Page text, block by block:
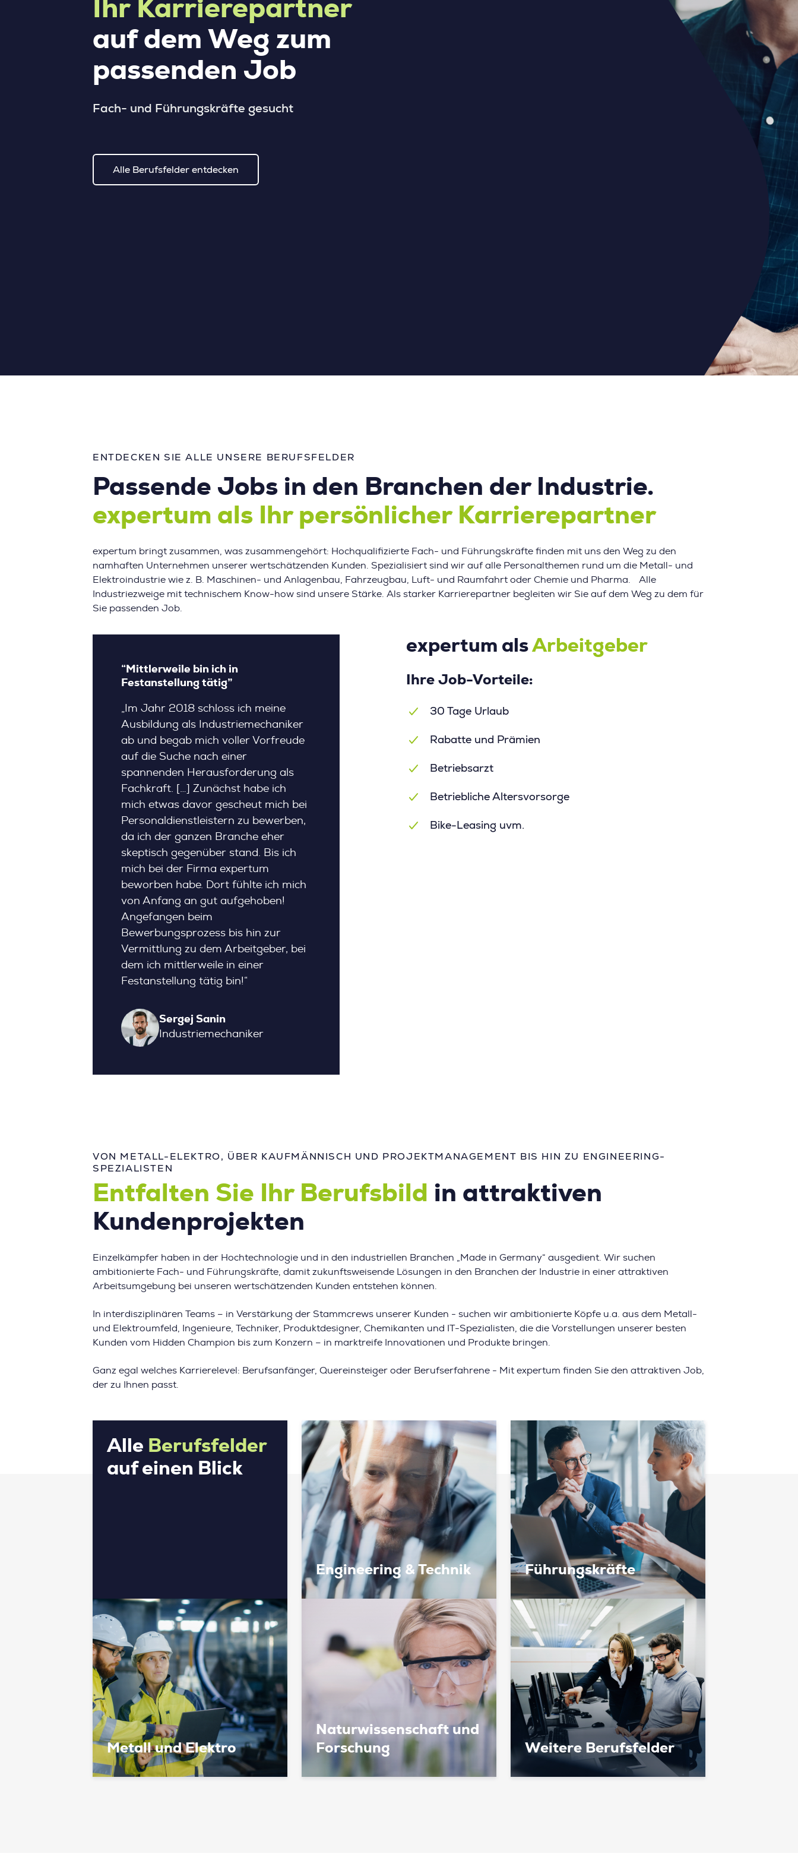
Ihr Karrierepartner
auf dem Weg zum
passenden Job
Fach- und Führungskräfte gesucht
Alle Berufsfelder entdecken
ENTDECKEN SIE ALLE UNSERE BERUFSFELDER
Passende Jobs in den Branchen der Industrie.
expertum als Ihr persönlicher Karrierepartner
expertum bringt zusammen, was zusammengehört: Hochqualifizierte Fach- und Führungskräfte finden mit uns den Weg zu den
namhaften Unternehmen unserer wertschätzenden Kunden. Spezialisiert sind wir auf alle Personalthemen rund um die Metall- und
Elektroindustrie wie z. B. Maschinen- und Anlagenbau, Fahrzeugbau, Luft- und Raumfahrt oder Chemie und Pharma. Alle
Industriezweige mit technischem Know-how sind unsere Stärke. Als starker Karrierepartner begleiten wir Sie auf dem Weg zu dem für
Sie passenden Job.
“Mittlerweile bin ich in
Festanstellung tätig”
„Im Jahr 2018 schloss ich meine
Ausbildung als Industriemechaniker
ab und begab mich voller Vorfreude
auf die Suche nach einer
spannenden Herausforderung als
Fachkraft. […] Zunächst habe ich
mich etwas davor gescheut mich bei
Personaldienstleistern zu bewerben,
da ich der ganzen Branche eher
skeptisch gegenüber stand. Bis ich
mich bei der Firma expertum
beworben habe. Dort fühlte ich mich
von Anfang an gut aufgehoben!
Angefangen beim
Bewerbungsprozess bis hin zur
Vermittlung zu dem Arbeitgeber, bei
dem ich mittlerweile in einer
Festanstellung tätig bin!“
Sergej Sanin
Industriemech­aniker
expertum alsArbeitgeber
Ihre Job-Vorteile:
30 Tage Urlaub
Rabatte und Prämien
Betriebsarzt
Betriebliche Altersvorsorge
Bike-Leasing uvm.
VON METALL-ELEKTRO, ÜBER KAUFMÄNNISCH UND PROJEKTMANAGEMENT BIS HIN ZU ENGINEERING-
SPEZIALISTEN
Entfalten Sie Ihr Berufsbild in attraktiven
Kundenprojekten
Einzelkämpfer haben in der Hochtechnologie und in den industriellen Branchen „Made in Germany“ ausgedient. Wir suchen
ambitionierte Fach- und Führungskräfte, damit zukunftsweisende Lösungen in den Branchen der Industrie in einer attraktiven
Arbeitsumgebung bei unseren wertschätzenden Kunden entstehen können.
In interdisziplinären Teams – in Verstärkung der Stammcrews unserer Kunden - suchen wir ambitionierte Köpfe u.a. aus dem Metall-
und Elektroumfeld, Ingenieure, Techniker, Produktdesigner, Chemikanten und IT-Spezialisten, die die Vorstellungen unserer besten
Kunden vom Hidden Champion bis zum Konzern – in marktreife Innovationen und Produkte bringen.
Ganz egal welches Karrierelevel: Berufsanfänger, Quereinsteiger oder Berufserfahrene - Mit expertum finden Sie den attraktiven Job,
der zu Ihnen passt.
Alle Berufsfelder
auf einen Blick
Engineering & Technik Führungskräfte
Metall und Elektro
Naturwissenschaft und
Forschung
Weitere Berufsfelder